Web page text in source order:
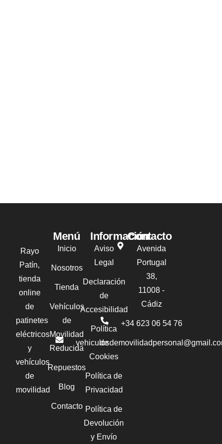
Rayo
Patín,
tienda
online
de
patinetes
eléctricos
y
vehículos
de
movilidad
Menú
Inicio
Nosotros
Tienda
Vehículos
de
Movilidad
Reducida
Repuestos
Blog
Contacto
Información
Aviso
Legal
Declaración
de
Accesibilidad
Política
de
Cookies
Política de
Privacidad
Política de
Devolución
y Envío
Contacto
Avenida
Portugal
38,
11008 -
Cádiz
+34 623 06 54 76‬